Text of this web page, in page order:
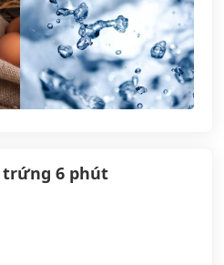
trứng 6 phút